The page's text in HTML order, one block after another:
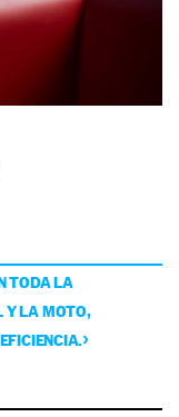
TODA LA
Y LA MOTO,